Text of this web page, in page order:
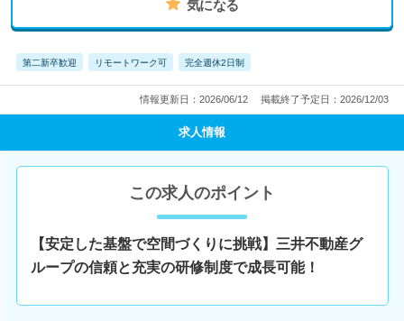
気になる
第二新卒歓迎 リモートワーク可 完全週休2日制
情報更新日：2026/06/12 掲載終了予定日：2026/12/03
求人情報
この求人のポイント
【安定した基盤で空間づくりに挑戦】三井不動産グ
ループの信頼と充実の研修制度で成長可能！